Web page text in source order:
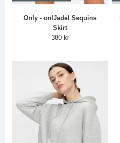
Only - onlJadel Sequins
Skirt
380 kr